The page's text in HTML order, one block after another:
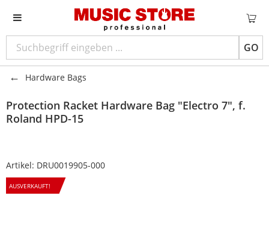
GO
Hardware Bags
Protection Racket Hardware Bag "Electro 7", f.
Roland HPD-15
Artikel: DRU0019905-000
AUSVERKAUFT!